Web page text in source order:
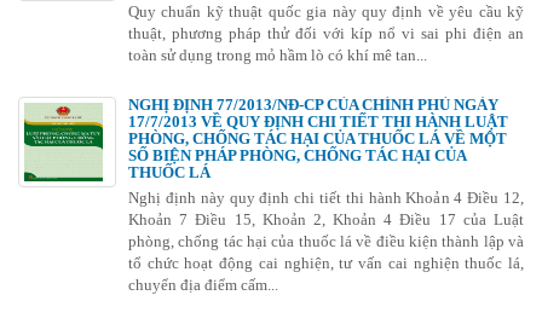
Bảo hộ kiểu dáng sáng chế
Bảo hộ bản quyền tác giả
Giấy phép Công thương
Giấy phép Y tế - Văn Hóa
Thư viện pháp luật
Quy chuẩn kỹ thuật quốc gia này quy định về yêu cầu kỹ
thuật, phương pháp thử đối với kíp nổ vi sai phi điện an
toàn sử dụng trong mỏ hầm lò có khí mê tan...
NGHỊ ĐỊNH 77/2013/NĐ-CP CỦA CHÍNH PHỦ NGÀY
17/7/2013 VỀ QUY ĐỊNH CHI TIẾT THI HÀNH LUẬT
PHÒNG, CHỐNG TÁC HẠI CỦA THUỐC LÁ VỀ MỘT
SỐ BIỆN PHÁP PHÒNG, CHỐNG TÁC HẠI CỦA
THUỐC LÁ
Nghị định này quy định chi tiết thi hành Khoản 4 Điều 12,
Khoản 7 Điều 15, Khoản 2, Khoản 4 Điều 17 của Luật
phòng, chống tác hại của thuốc lá về điều kiện thành lập và
tổ chức hoạt động cai nghiện, tư vấn cai nghiện thuốc lá,
chuyển địa điểm cấm...